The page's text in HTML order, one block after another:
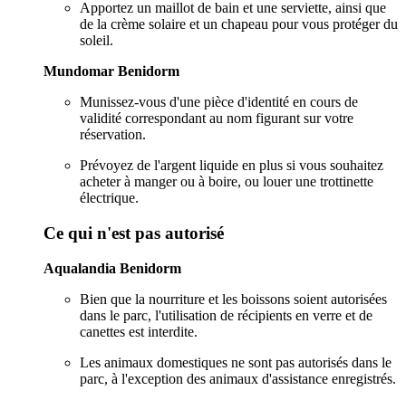
Apportez un maillot de bain et une serviette, ainsi que
de la crème solaire et un chapeau pour vous protéger du
soleil.
Mundomar Benidorm
Munissez-vous d'une pièce d'identité en cours de
validité correspondant au nom figurant sur votre
réservation.
Prévoyez de l'argent liquide en plus si vous souhaitez
acheter à manger ou à boire, ou louer une trottinette
électrique.
Ce qui n'est pas autorisé
Aqualandia Benidorm
Bien que la nourriture et les boissons soient autorisées
dans le parc, l'utilisation de récipients en verre et de
canettes est interdite.
Les animaux domestiques ne sont pas autorisés dans le
parc, à l'exception des animaux d'assistance enregistrés.